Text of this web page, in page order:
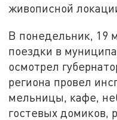
живописной
В понедельник, 19
поездки в
осмотрел
региона провел
мельницы, кафе,
гостевых домиков,